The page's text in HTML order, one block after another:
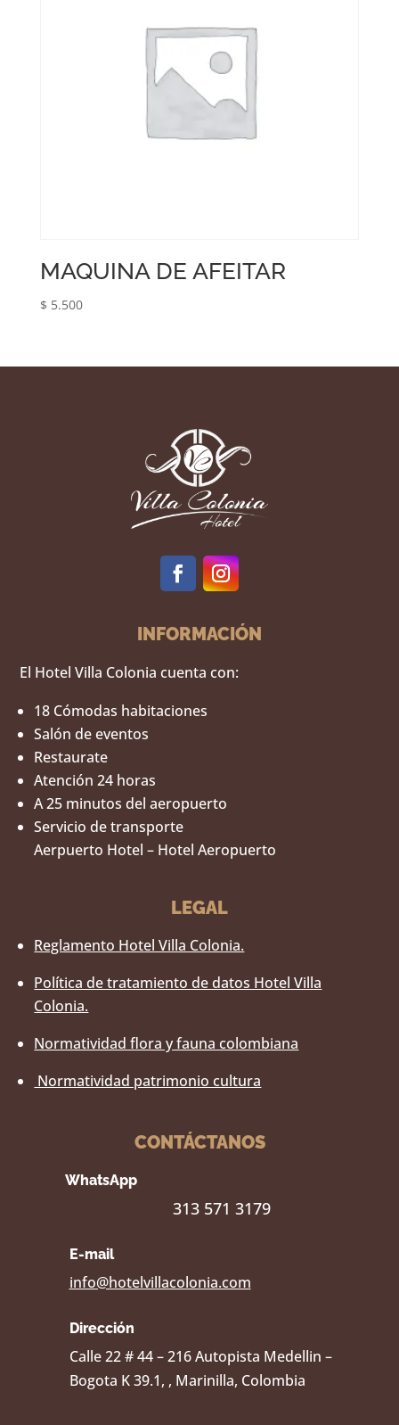
MAQUINA DE AFEITAR
$ 5.500
INFORMACIÓN
El Hotel Villa Colonia cuenta con:
18 Cómodas habitaciones
Salón de eventos
Restaurate
Atención 24 horas
A 25 minutos del aeropuerto
Servicio de transporte
Aerpuerto Hotel – Hotel Aeropuerto
LEGAL
Reglamento Hotel Villa Colonia.
Política de tratamiento de datos Hotel Villa
Colonia.
Normatividad flora y fauna colombiana
Normatividad patrimonio cultura
CONTÁCTANOS
WhatsApp
313 571 3179
E-mail
info@hotelvillacolonia.com
Dirección
Calle 22 # 44 – 216 Autopista Medellin –
Bogota K 39.1, , Marinilla, Colombia